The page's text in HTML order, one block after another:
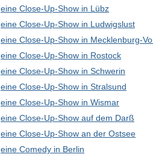
eine Close-Up-Show in Lübz
eine Close-Up-Show in Ludwigslust
eine Close-Up-Show in Mecklenburg-
eine Close-Up-Show in Rostock
eine Close-Up-Show in Schwerin
eine Close-Up-Show in Stralsund
eine Close-Up-Show in Wismar
eine Close-Up-Show auf dem Darß
eine Close-Up-Show an der Ostsee
eine Comedy in Berlin